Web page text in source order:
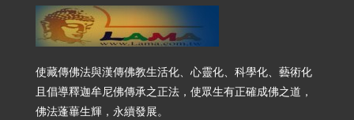
使藏傳佛法與漢傳佛教生活化、心靈化、科學化、藝術化
且倡導釋迦牟尼佛傳承之正法，使眾生有正確成佛之道，
佛法蓬蓽生輝，永續發展。